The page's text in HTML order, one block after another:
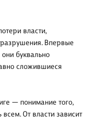
власти,
разрушения. Впервые
буквально
сложившиеся
— понимание того,
всем. От власти зависит